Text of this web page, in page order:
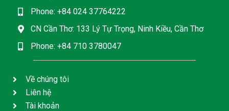
Phone: +84 024 37764222
CN Cần Thơ: 133 Lý Tự Trọng, Ninh Kiều, Cần Thơ
Phone: +84 710 3780047
Về chúng tôi
Liên hệ
Tài khoản